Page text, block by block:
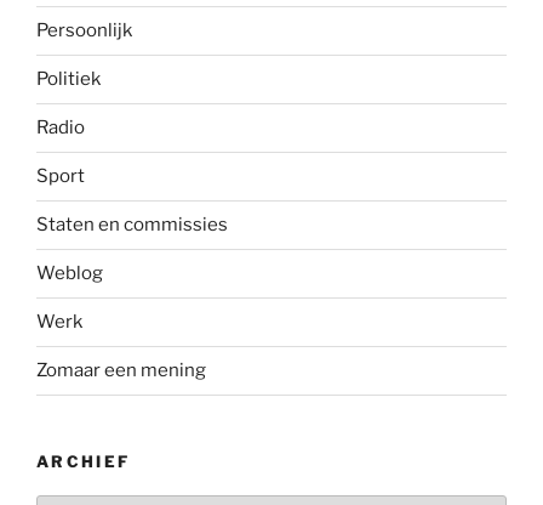
Persoonlijk
Politiek
Radio
Sport
Staten en commissies
Weblog
Werk
Zomaar een mening
ARCHIEF